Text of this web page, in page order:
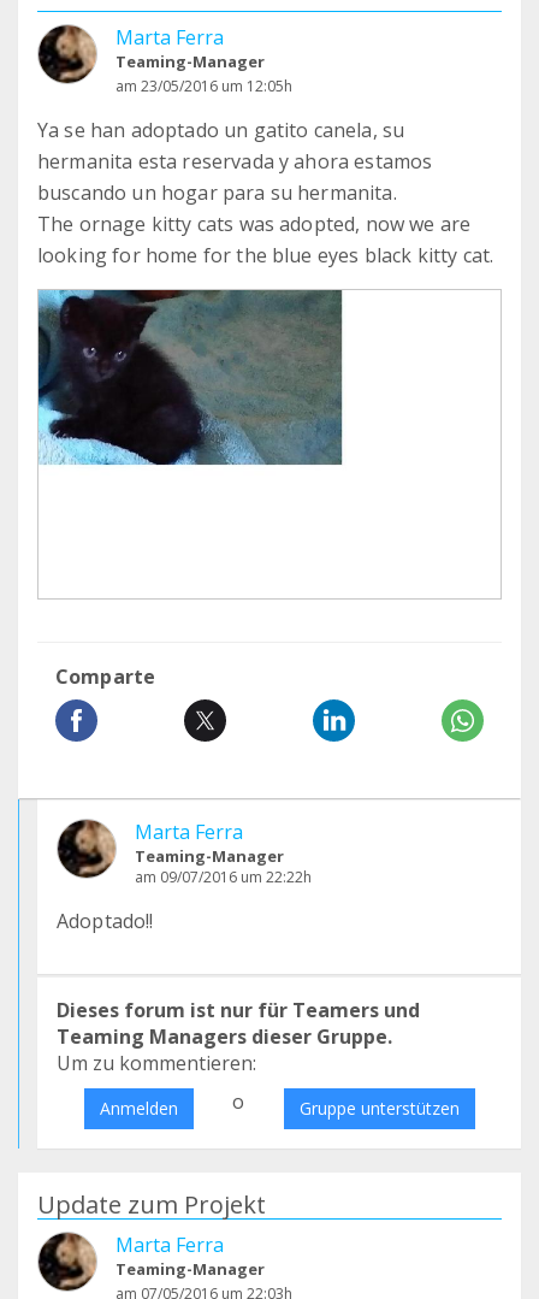
Marta Ferra
Teaming-Manager
am 23/05/2016 um 12:05h
Ya se han adoptado un gatito canela, su
hermanita esta reservada y ahora estamos
buscando un hogar para su hermanita.
The ornage kitty cats was adopted, now we are
looking for home for the blue eyes black kitty cat.
Comparte
Marta Ferra
Teaming-Manager
am 09/07/2016 um 22:22h
Adoptado!!
Dieses forum ist nur für Teamers und
Teaming Managers dieser Gruppe.
Um zu kommentieren:
Anmelden o Gruppe unterstützen
Update zum Projekt
Marta Ferra
Teaming-Manager
am 07/05/2016 um 22:03h